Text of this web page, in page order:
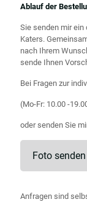
Ablauf der
Sie senden mir ein
Katers.
nach Ihrem
sende Ihnen
Bei Fragen zur
(Mo-Fr: 10.00 -
oder senden Sie
Foto
Anfragen sind